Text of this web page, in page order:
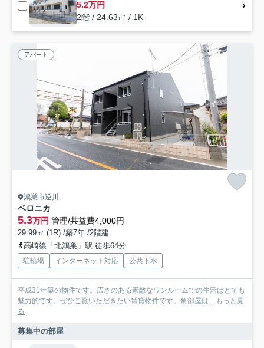
5.2万円
2階 / 24.63㎡ / 1K
アパート
鴻巣市逆川
ベロニカ
5.3万円 管理/共益費4,000円
29.99㎡ (1R) /築7年 /2階建
高崎線「北鴻巣」駅 徒歩64分
駐輪場 インターネット対応 公共下水
平成31年築の物件です。広さのある素敵なワンルームでの生活はとても
魅力的です。ぜひご覧いただきたい賃貸物件です。角部屋は... もっと見
る
募集中の部屋